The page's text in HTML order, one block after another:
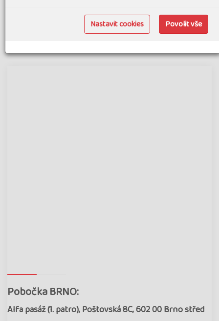
Pobočka BRNO:
Alfa pasáž (1. patro), Poštovská 8C, 602 00 Brno střed
Nastavit cookies Povolit vše